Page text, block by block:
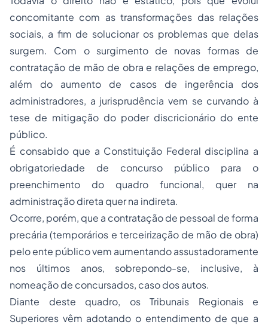
concomitante com as transformações das relações
sociais, a fim de solucionar os problemas que delas
surgem. Com o surgimento de novas formas de
contratação de mão de obra e relações de emprego,
além do aumento de casos de ingerência dos
administradores, a jurisprudência vem se curvando à
tese de mitigação do poder discricionário do ente
público.
É consabido que a Constituição Federal disciplina a
obrigatoriedade de concurso público para o
preenchimento do quadro funcional, quer na
administração direta quer na indireta.
Ocorre, porém, que a contratação de pessoal de forma
precária (temporários e terceirização de mão de obra)
pelo ente público vem aumentando assustadoramente
nos últimos anos, sobrepondo-se, inclusive, à
nomeação de concursados, caso dos autos.
Diante deste quadro, os Tribunais Regionais e
Superiores vêm adotando o entendimento de que a